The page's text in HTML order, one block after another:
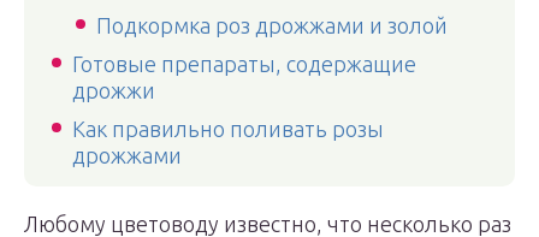
Подкормка роз дрожжами и золой
Готовые препараты, содержащие
дрожжи
Как правильно поливать розы
дрожжами
Любому цветоводу известно, что несколько раз